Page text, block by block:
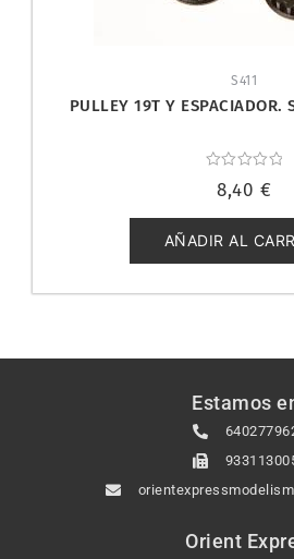
S411
PULLEY 19T Y ESPACIADOR.
con
de
5
8,40 €
AÑADIR AL
Estamos
Orient